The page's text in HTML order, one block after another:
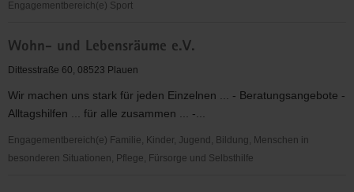
Engagementbereich(e) Sport
1904
Plauen-
e.V.
Wohn- und Lebensräume e.V.
Dittesstraße 60, 08523 Plauen
Wir machen uns stark für jeden Einzelnen ... - Beratungsangebote -
Alltagshilfen ... für alle zusammen ... -...
Engagementbereich(e) Familie, Kinder, Jugend, Bildung, Menschen in
besonderen Situationen, Pflege, Fürsorge und Selbsthilfe